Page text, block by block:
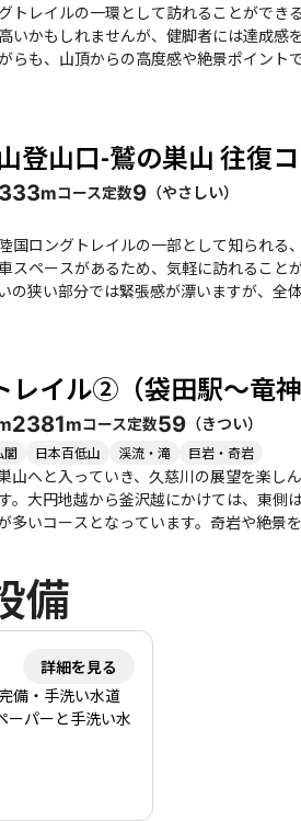
トレイルの一環として訪れることがで
いかもしれませんが、健脚者には達成
らの高度感や絶景ポイントでの感動が伝わってきます。 特
す。特に、常陸牛のステーキや新鮮な魚介類
、自然を楽しみたい方々にとって、特別
のもおすすめです。
登山口-鷲の巣山 往復
333mコース定数9 （やさしい）
国ロングトレイルの一部として知られ
スペースがあるため、気軽に訪れるこ
部分では緊張感が漂いますが、全体的には短い距
が咲き、紅葉の季節には色づく木々が美
とができるため、登山のついでに立ち寄
登山コースです。
レイル②（袋田駅～竜神
2381mコース定数59 （きつい）
閣 日本百低山 渓流・滝 巨岩・奇岩
山へと入っていき、久慈川の展望を楽し
。大円地越から釜沢越にかけては、東
コースとなっています。奇岩や絶景を堪能
富んだ風景が楽しめます。 そして、単な
感できる点が大きな魅力です。 里山文化
備
詳細を見る
備・手洗い水道
ーパーと手洗い水